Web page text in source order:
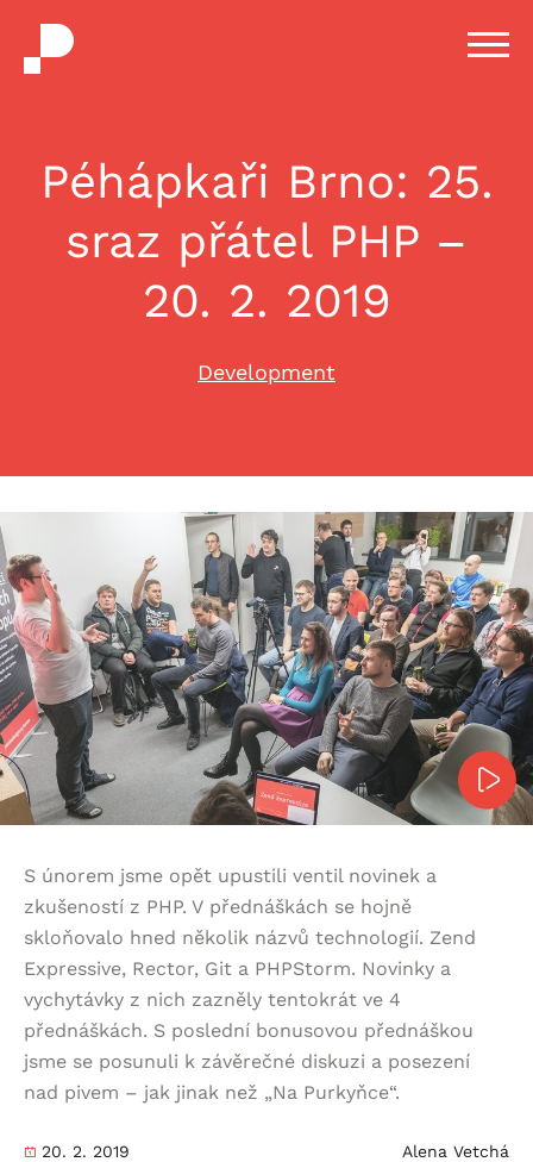
Péhápkaři Brno: 25.
sraz přátel PHP –
20. 2. 2019
Development
S únorem jsme opět upustili ventil novinek a
zkušeností z PHP. V přednáškách se hojně
skloňovalo hned několik názvů technologií. Zend
Expressive, Rector, Git a PHPStorm. Novinky a
vychytávky z nich zazněly tentokrát ve 4
přednáškách. S poslední bonusovou přednáškou
jsme se posunuli k závěrečné diskuzi a posezení
nad pivem – jak jinak než „Na Purkyňce“.
20. 2. 2019 Alena Vetchá